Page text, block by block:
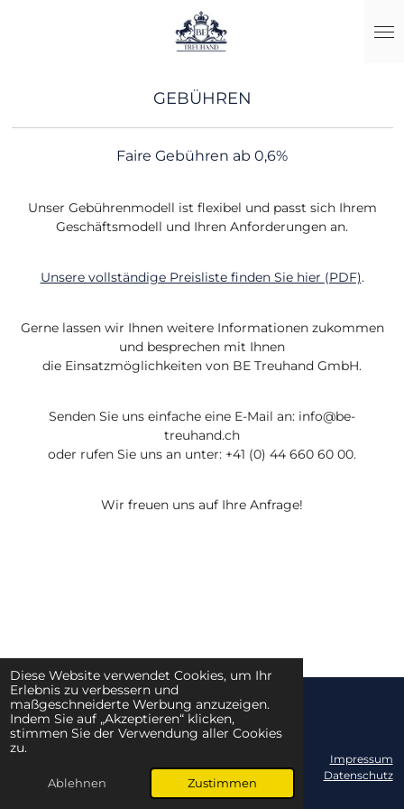
Diese Website verwendet Cookies, um Ihr
Erlebnis zu verbessern und
maßgeschneiderte Werbung anzuzeigen.
Indem Sie auf „Akzeptieren“ klicken,
stimmen Sie der Verwendung aller Cookies
zu.
Ablehnen Zustimmen
GEBÜHREN
Faire Gebühren ab 0,6%
Unser Gebührenmodell ist flexibel und passt sich Ihrem
Geschäftsmodell und Ihren Anforderungen an.
Unsere vollständige Preisliste finden Sie hier (PDF).
Gerne lassen wir Ihnen weitere Informationen zukommen
und besprechen mit Ihnen
die Einsatzmöglichkeiten von BE Treuhand GmbH.
Senden Sie uns einfache eine E-Mail an: info@be-
treuhand.ch
oder rufen Sie uns an unter: +41 (0) 44 660 60 00.
Wir freuen uns auf Ihre Anfrage!
© 2026 - BE Treuhand GmbH
Impressum
Datenschutz